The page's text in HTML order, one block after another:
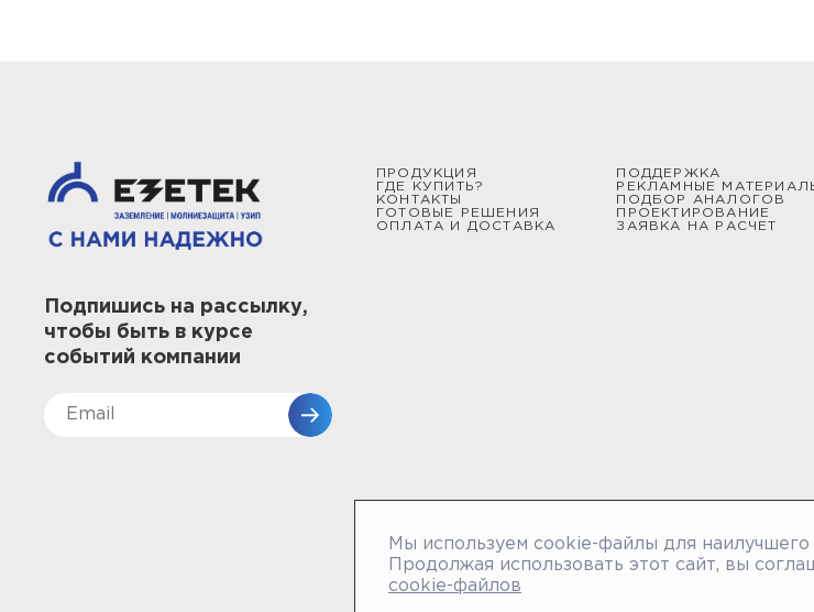
ПРОДУКЦИЯ
ГДЕ КУПИТЬ?
КОНТАКТЫ
ГОТОВЫЕ РЕШЕНИЯ
ОПЛАТА И ДОСТАВКА
ПОДДЕРЖКА
РЕКЛАМНЫЕ
ПОДБОР АНАЛОГОВ
ПРОЕКТИРОВАНИЕ
ЗАЯВКА НА РАСЧЕТ
Подпишись на рассылку,
чтобы быть в курсе
событий компании
Мы используем cookie-файлы для наилучшего
Продолжая использовать этот сайт, вы
cookie-файлов